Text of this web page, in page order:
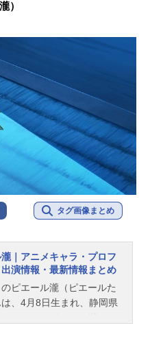
）
タグ画像まとめ
｜アニメキャラ・プロフ
出演情報・最新情報まとめ
ピエール瀧（ピエールた
、4月8日生まれ、静岡県